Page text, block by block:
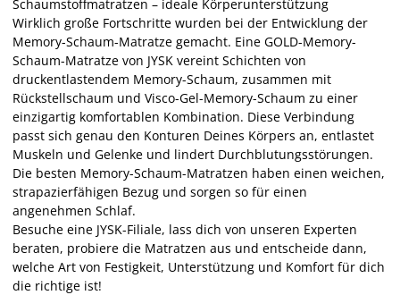
Schaumstoffmatratzen – ideale Körperunterstützung
Wirklich große Fortschritte wurden bei der Entwicklung der
Memory-Schaum-Matratze gemacht. Eine GOLD-Memory-
Schaum-Matratze von JYSK vereint Schichten von
druckentlastendem Memory-Schaum, zusammen mit
Rückstellschaum und Visco-Gel-Memory-Schaum zu einer
einzigartig komfortablen Kombination. Diese Verbindung
passt sich genau den Konturen Deines Körpers an, entlastet
Muskeln und Gelenke und lindert Durchblutungsstörungen.
Die besten Memory-Schaum-Matratzen haben einen weichen,
strapazierfähigen Bezug und sorgen so für einen
angenehmen Schlaf.
Besuche eine JYSK-Filiale, lass dich von unseren Experten
beraten, probiere die Matratzen aus und entscheide dann,
welche Art von Festigkeit, Unterstützung und Komfort für dich
die richtige ist!